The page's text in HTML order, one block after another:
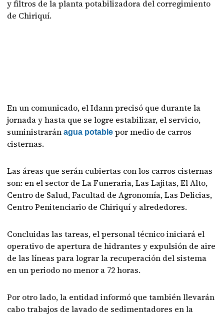
y filtros de la planta potabilizadora del corregimiento
de Chiriquí.
En un comunicado, el Idann precisó que durante la
jornada y hasta que se logre estabilizar, el servicio,
suministraránagua potable por medio de carros
cisternas.
Las áreas que serán cubiertas con los carros cisternas
son: en el sector de La Funeraria, Las Lajitas, El Alto,
Centro de Salud, Facultad de Agronomía, Las Delicias,
Centro Penitenciario de Chiriquí y alrededores.
Concluidas las tareas, el personal técnico iniciará el
operativo de apertura de hidrantes y expulsión de aire
de las líneas para lograr la recuperación del sistema
en un periodo no menor a 72 horas.
Por otro lado, la entidad informó que también llevarán
cabo trabajos de lavado de sedimentadores en la